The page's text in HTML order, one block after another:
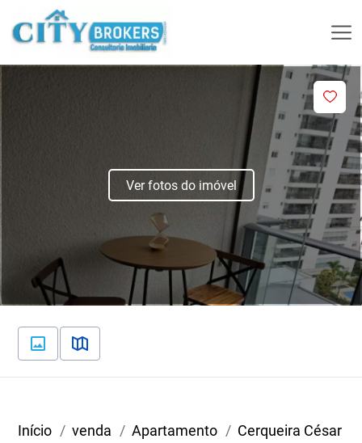
Ver fotos do imóvel
Início venda Apartamento
Cerqueira César